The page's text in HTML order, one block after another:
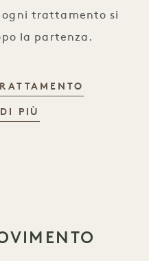
trattamento si
la partenza.
PIÙ